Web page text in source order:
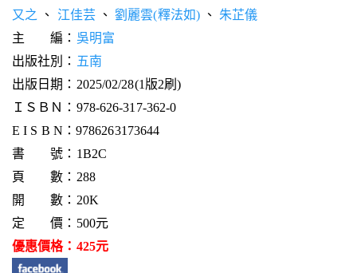
又之
、 江佳芸、劉麗雲(釋法如)、 朱芷儀
主 編： 吳明富
出版社別： 五南
出版日期：2025/02/28(1版2刷)
ＩＳＢＮ：978-626-317-362-0
E I S B N：9786263173644
書 號：1B2C
頁 數：288
開 數：20K
定 價：500元
優惠價格：425元